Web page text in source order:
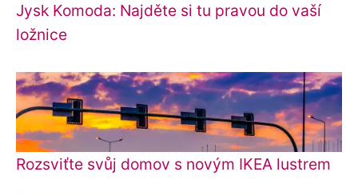
Jysk Komoda: Najděte si tu pravou do vaší
ložnice
Rozsviťte svůj domov s novým IKEA lustrem